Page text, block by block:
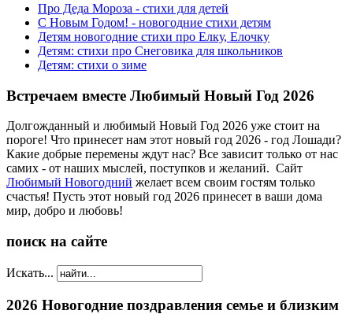
Про Деда Мороза - стихи для детей
С Новым Годом! - новогодние стихи детям
Детям новогодние стихи про Елку, Елочку
Детям: стихи про Снеговика для школьников
Детям: стихи о зиме
Встречаем вместе Любимый Новый Год 2026
Долгожданный и любимый Новый Год 2026 уже стоит на
пороге! Что принесет нам этот новый год 2026 - год Лошади?
Какие добрые перемены ждут нас? Все зависит только от нас
самих - от наших мыслей, поступков и желаний. Сайт
Любимый Новогодний желает всем своим гостям только
счастья! Пусть этот новый год 2026 принесет в ваши дома
мир, добро и любовь!
поиск на сайте
Искать...
2026 Новогодние поздравления семье и близким